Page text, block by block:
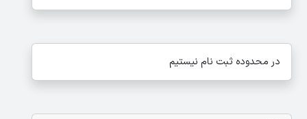
در محدوده ثبت نام نیستیم